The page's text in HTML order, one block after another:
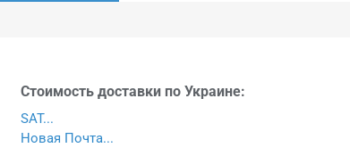
Стоимость доставки по Украине:
SAT...
Новая Почта...